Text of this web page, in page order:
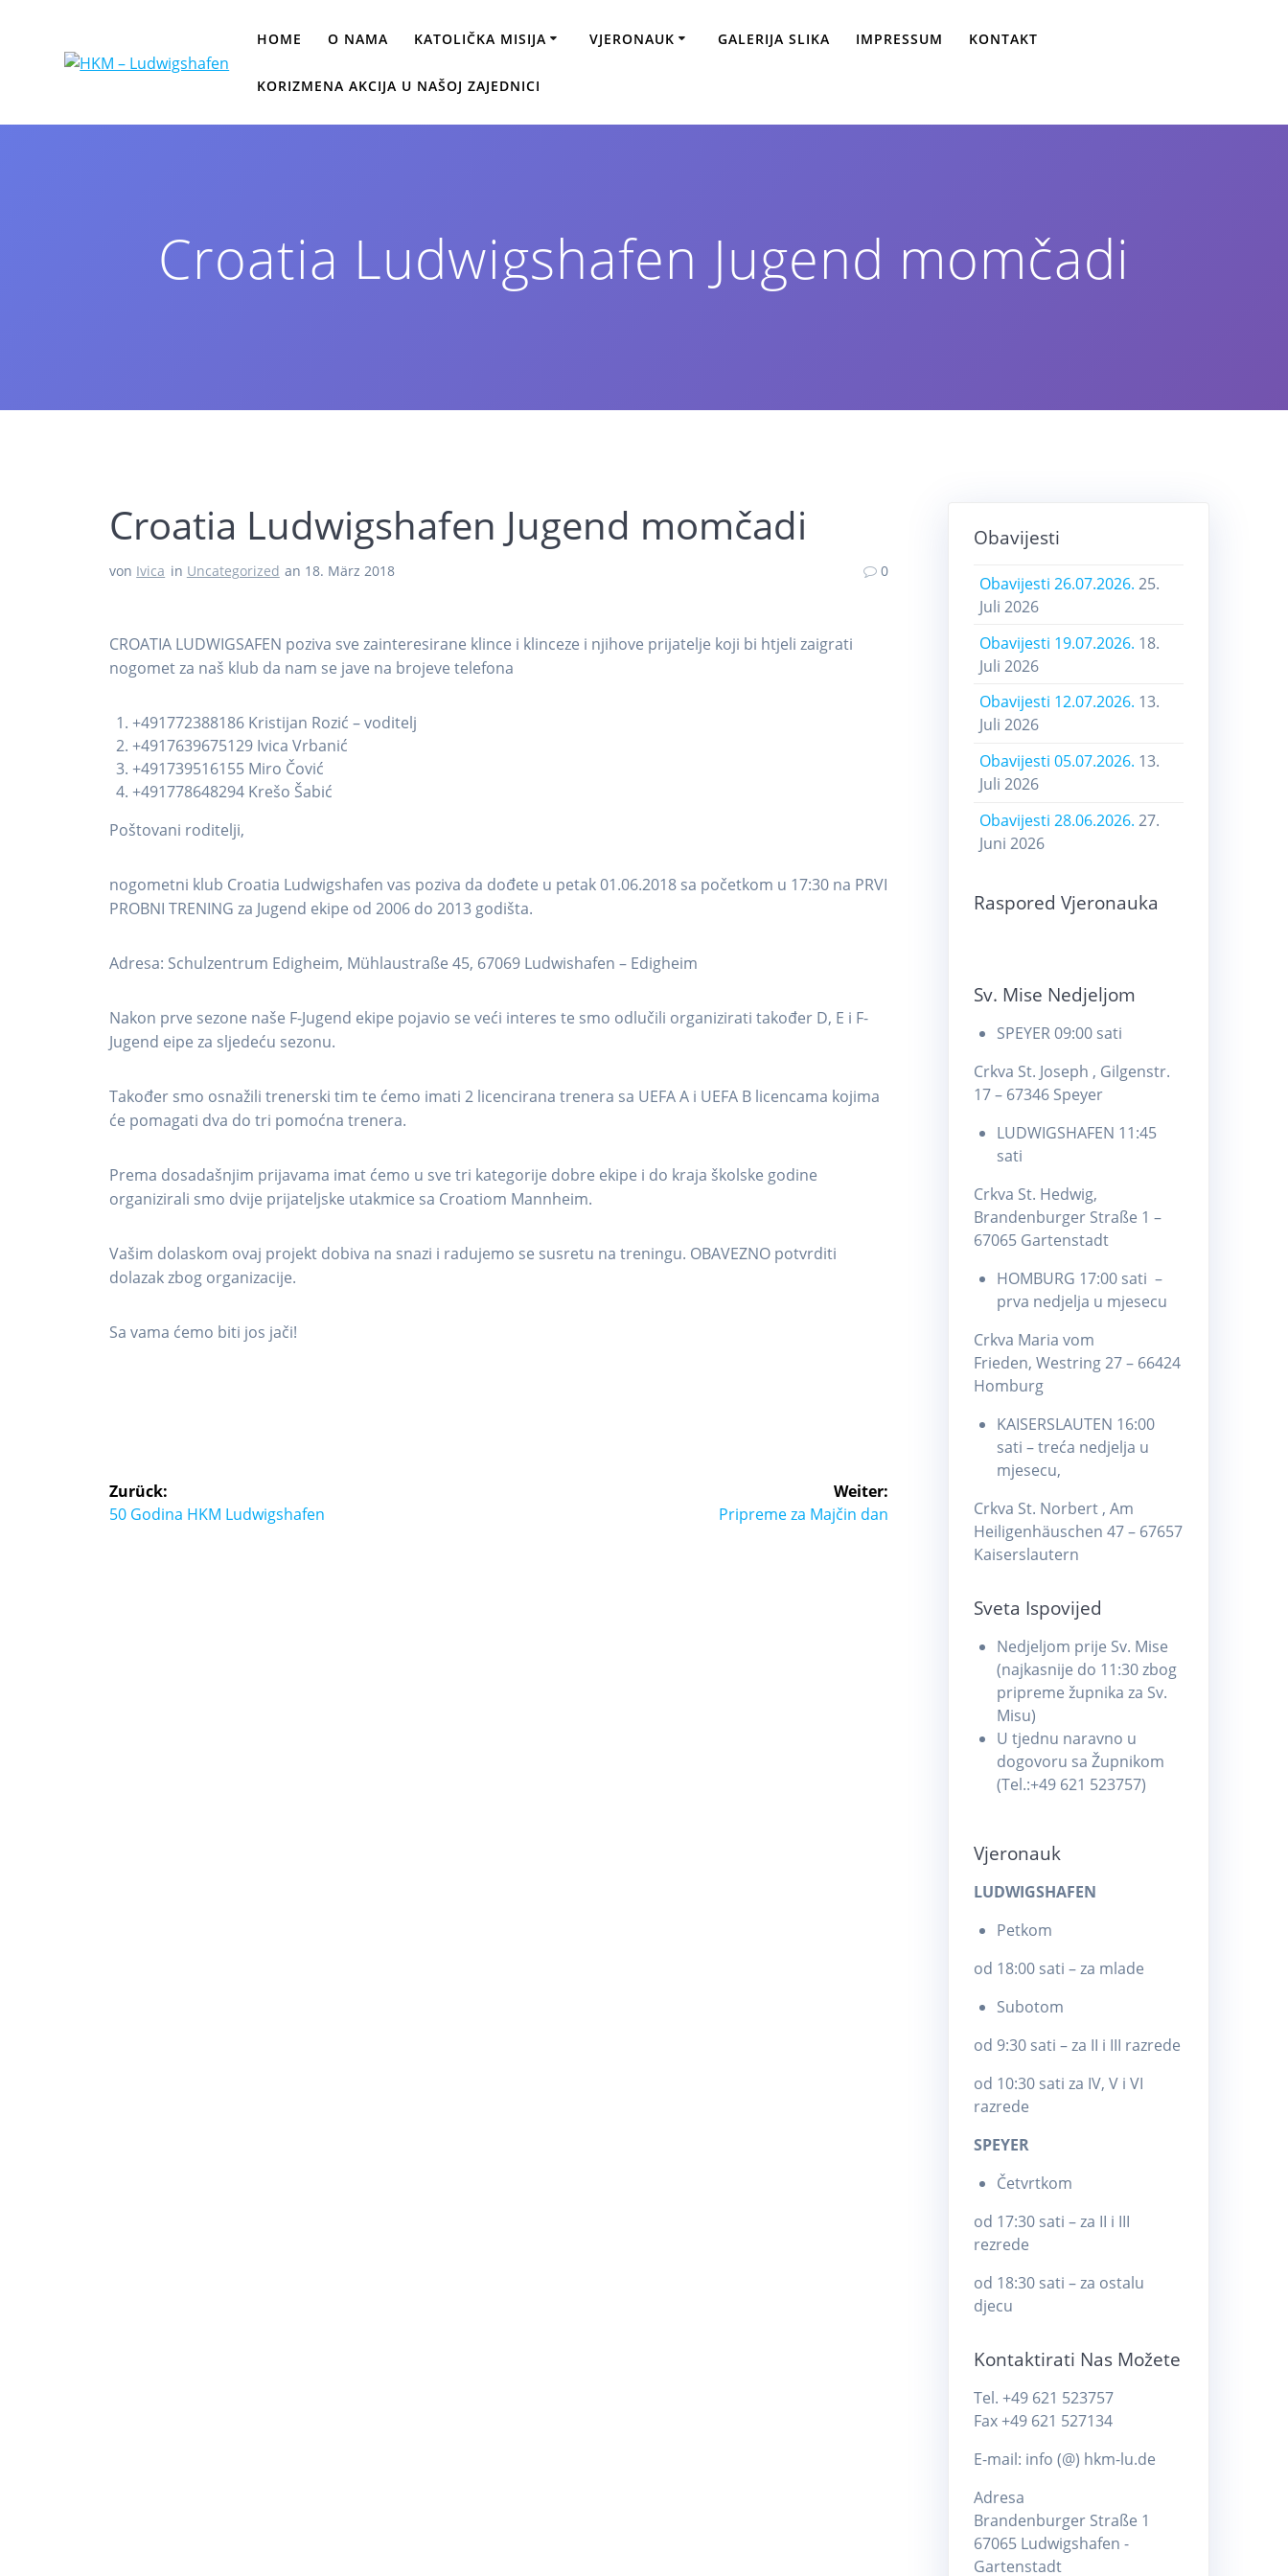
HOME O NAMA KATOLIČKA MISIJA VJERONAUK GALERIJA SLIKA IMPRESSUM KONTAKT
KORIZMENA AKCIJA U NAŠOJ ZAJEDNICI
Croatia Ludwigshafen Jugend momčadi
Croatia Ludwigshafen Jugend momčadi
von Ivica in Uncategorized an 18. März 2018 0
CROATIA LUDWIGSAFEN poziva sve zainteresirane klince i klinceze i njihove prijatelje koji bi htjeli zaigrati
nogomet za naš klub da nam se jave na brojeve telefona
+491772388186 Kristijan Rozić – voditelj
+4917639675129 Ivica Vrbanić
+491739516155 Miro Čović
+491778648294 Krešo Šabić
Poštovani roditelji,
nogometni klub Croatia Ludwigshafen vas poziva da dođete u petak 01.06.2018 sa početkom u 17:30 na PRVI
PROBNI TRENING za Jugend ekipe od 2006 do 2013 godišta.
Adresa: Schulzentrum Edigheim, Mühlaustraße 45, 67069 Ludwishafen – Edigheim
Nakon prve sezone naše F-Jugend ekipe pojavio se veći interes te smo odlučili organizirati također D, E i F-
Jugend eipe za sljedeću sezonu.
Također smo osnažili trenerski tim te ćemo imati 2 licencirana trenera sa UEFA A i UEFA B licencama kojima
će pomagati dva do tri pomoćna trenera.
Prema dosadašnjim prijavama imat ćemo u sve tri kategorije dobre ekipe i do kraja školske godine
organizirali smo dvije prijateljske utakmice sa Croatiom Mannheim.
Vašim dolaskom ovaj projekt dobiva na snazi i radujemo se susretu na treningu. OBAVEZNO potvrditi
dolazak zbog organizacije.
Sa vama ćemo biti jos jači!
Zurück:
50 Godina HKM Ludwigshafen
Weiter:
Pripreme za Majčin dan
Obavijesti
Obavijesti 26.07.2026. 25.
Juli 2026
Obavijesti 19.07.2026. 18.
Juli 2026
Obavijesti 12.07.2026. 13.
Juli 2026
Obavijesti 05.07.2026. 13.
Juli 2026
Obavijesti 28.06.2026. 27.
Juni 2026
Raspored Vjeronauka
Sv. Mise Nedjeljom
SPEYER 09:00 sati
Crkva St. Joseph , Gilgenstr.
17 – 67346 Speyer
LUDWIGSHAFEN 11:45
sati
Crkva St. Hedwig,
Brandenburger Straße 1 –
67065 Gartenstadt
HOMBURG 17:00 sati –
prva nedjelja u mjesecu
Crkva Maria vom
Frieden, Westring 27 – 66424
Homburg
KAISERSLAUTEN 16:00
sati – treća nedjelja u
mjesecu,
Crkva St. Norbert , Am
Heiligenhäuschen 47 – 67657
Kaiserslautern
Sveta Ispovijed
Nedjeljom prije Sv. Mise
(najkasnije do 11:30 zbog
pripreme župnika za Sv.
Misu)
U tjednu naravno u
dogovoru sa Župnikom
(Tel.:+49 621 523757)
Vjeronauk
LUDWIGSHAFEN
Petkom
od 18:00 sati – za mlade
Subotom
od 9:30 sati – za II i III razrede
od 10:30 sati za IV, V i VI
razrede
SPEYER
Četvrtkom
od 17:30 sati – za II i III
rezrede
od 18:30 sati – za ostalu
djecu
Kontaktirati Nas Možete
Tel. +49 621 523757
Fax +49 621 527134
E-mail: info (@) hkm-lu.de
Adresa
Brandenburger Straße 1
67065 Ludwigshafen -
Gartenstadt